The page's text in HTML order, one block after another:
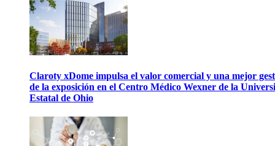
Claroty xDome impulsa el valor comercial y una mejor
de la exposición en el Centro Médico Wexner de la
Estatal de Ohio